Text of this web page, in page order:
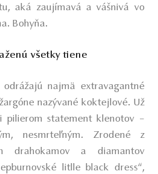
aká zaujímavá a vášnivá vo
Bohyňa.
všetky tiene
najmä extravagantné
nazývané koktejlové. Už
pilierom statement klenotov –
nesmrteľným.
Zrodené z
drahokamov a diamantov
litlle black dress“,